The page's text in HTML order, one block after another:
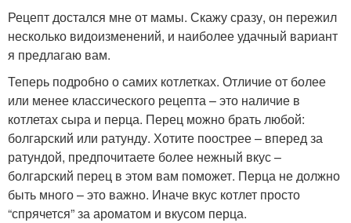
Рецепт достался мне от мамы. Скажу сразу, он пережил
несколько видоизменений, и наиболее удачный вариант
я предлагаю вам.
Теперь подробно о самих котлетках. Отличие от более
или менее классического рецепта – это наличие в
котлетах сыра и перца. Перец можно брать любой:
болгарский или ратунду. Хотите поострее – вперед за
ратундой, предпочитаете более нежный вкус –
болгарский перец в этом вам поможет. Перца не должно
быть много – это важно. Иначе вкус котлет просто
“спрячется” за ароматом и вкусом перца.